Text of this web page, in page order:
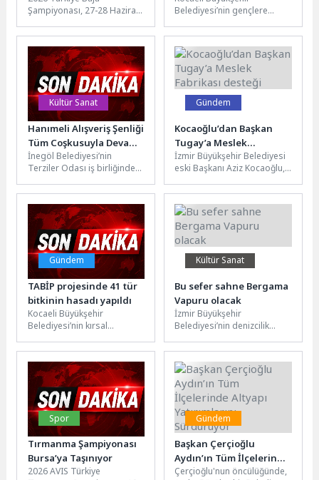
Şampiyonası, 27-28 Haziran
Spor Kulübü (BOLOFF)
tarafından düzenlenen 3....
Belediyesi’nin gençlere
projelerinden biri olan
Akademi Lise Yaz Okulu...
Kültür Sanat
Hanımeli Alışveriş Şenliği
Tüm Coşkusuyla Devam
Ediyor
İnegöl Belediyesi’nin
Terziler Odası iş birliğinde
Hanımeli Alışveriş Şenliği
tüm coşkusuyla...
Gündem
Kocaoğlu’dan Başkan
Tugay’a Meslek
Fabrikası desteği
İzmir Büyükşehir Belediyesi
eski Başkanı Aziz Kocaoğlu,
koyulmasına yönelik
girişimler nedeniyle...
Gündem
TABİP projesinde 41 tür
bitkinin hasadı yapıldı
Kocaeli Büyükşehir
Belediyesi’nin kırsal
doğrultusunda hayata
geçirdiği Tıbbi ve Aromatik
Bitki Yetiştiriciliği Projesi...
Kültür Sanat
Bu sefer sahne Bergama
Vapuru olacak
İzmir Büyükşehir
Belediyesi’nin denizcilik
Tiyatrosu iş birliğiyle
çocuklara yönelik çevre
temalı özel...
Spor
Tırmanma Şampiyonası
Bursa’ya Taşınıyor
2026 AVIS Türkiye
Gündem
Başkan Çerçioğlu
Aydın’ın Tüm İlçelerinde
Altyapı Yatırımlarını
Çerçioğlu'nun öncülüğünde,